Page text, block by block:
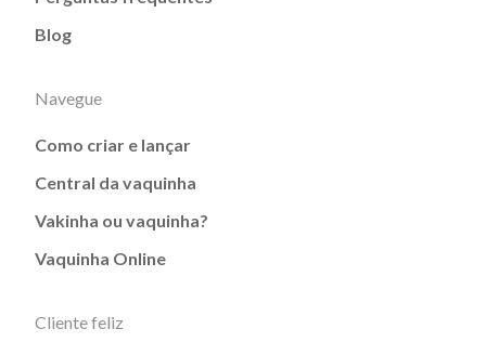
Blog
Navegue
Como criar e lançar
Central da vaquinha
Vakinha ou vaquinha?
Vaquinha Online
Cliente feliz